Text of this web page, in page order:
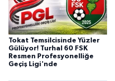
Tokat Temsilcisinde Yüzler
Gülüyor! Turhal 60 FSK
Resmen Profesyonelliğe
Geçiş Ligi'nde